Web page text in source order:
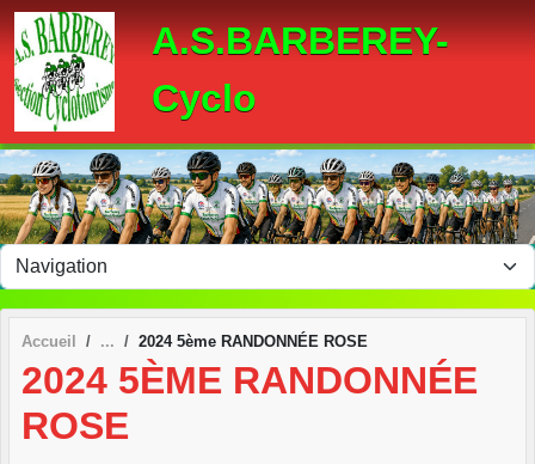
A.S.BARBEREY-
Cyclo
Accueil 2024 5ème RANDONNÉE ROSE
2024 5ÈME RANDONNÉE
ROSE
Panneau de gestion des cookies